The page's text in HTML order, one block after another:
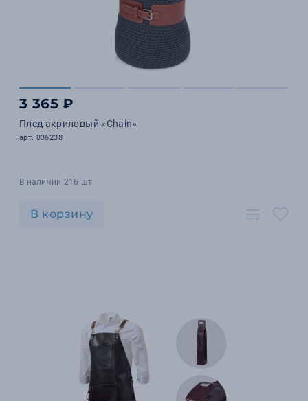
3 365 ₽
Плед акриловый «Chain»
арт. 836238
В наличии 216 шт.
В корзину